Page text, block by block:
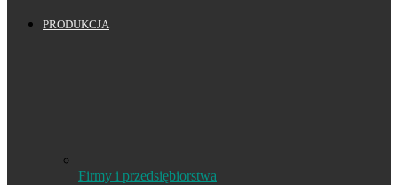
PRODUKCJA
Firmy i przedsiębiorstwa